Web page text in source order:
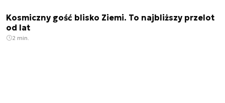
Kosmiczny gość blisko Ziemi. To najbliższy przelot
od lat
2 min.